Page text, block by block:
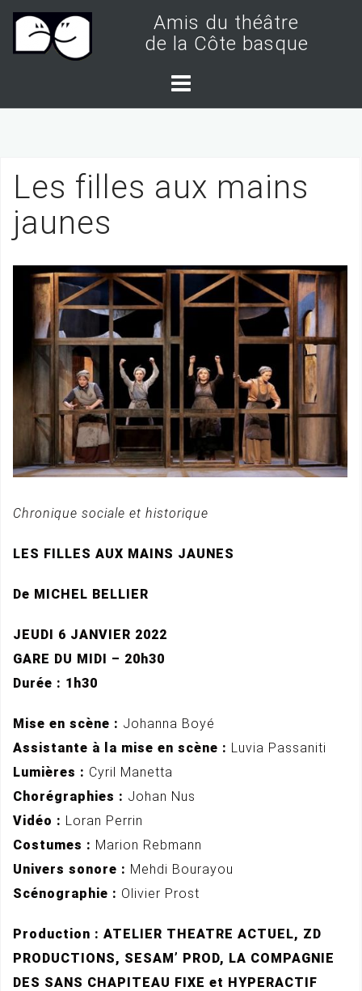
t
Amis du théâtre
de la Côte basque
Les filles aux mains
jaunes
Chronique sociale et historique
LES FILLES AUX MAINS JAUNES
De MICHEL BELLIER
JEUDI 6 JANVIER 2022
GARE DU MIDI – 20h30
Durée : 1h30
Mise en scène : Johanna Boyé
Assistante à la mise en scène : Luvia Passaniti
Lumières : Cyril Manetta
Chorégraphies : Johan Nus
Vidéo : Loran Perrin
Costumes : Marion Rebmann
Univers sonore : Mehdi Bourayou
Scénographie : Olivier Prost
Production : ATELIER THEATRE ACTUEL, ZD
PRODUCTIONS, SESAM’ PROD, LA COMPAGNIE
DES SANS CHAPITEAU FIXE et HYPERACTIF